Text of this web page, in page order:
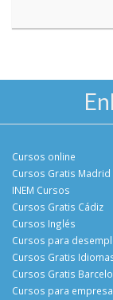
Cursos online
Cursos Gratis Madrid
INEM Cursos
Cursos Gratis Cádiz
Cursos Inglés
Cursos para
Cursos Gratis
Cursos Gratis
Cursos para